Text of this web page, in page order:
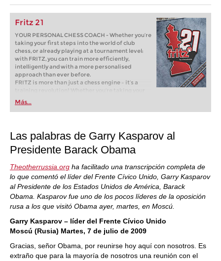
Fritz 21
YOUR PERSONAL CHESS COACH - Whether you’re
taking your first steps into the world of club
chess, or already playing at a tournament level:
with FRITZ, you can train more efficiently,
intelligently and with a more personalised
approach than ever before.
FRITZ is more than just a chess engine – it’s a
training revolution! Whether you’re taking your
first steps into the world of club chess, or already
playing at a tournament level: with FRITZ, you can
train more efficiently, intelligently and with a
Más...
Las palabras de Garry Kasparov al
Presidente Barack Obama
Theotherrussia.org ha facilitado una transcripción completa de
lo que comentó el líder del Frente Cívico Unido, Garry Kasparov
al Presidente de los Estados Unidos de América, Barack
Obama. Kasparov fue uno de los pocos líderes de la oposición
rusa a los que visitó Obama ayer, martes, en Moscú.
Garry Kasparov – líder del Frente Cívico Unido
Moscú (Rusia) Martes, 7 de julio de 2009
Gracias, señor Obama, por reunirse hoy aquí con nosotros. Es
extraño que para la mayoría de nosotros una reunión con el